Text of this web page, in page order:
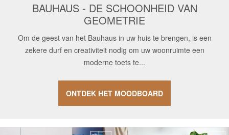
BAUHAUS - DE SCHOONHEID VAN
GEOMETRIE
Om de geest van het Bauhaus in uw huis te brengen, is een
zekere durf en creativiteit nodig om uw woonruimte een
moderne toets te...
ONTDEK HET MOODBOARD